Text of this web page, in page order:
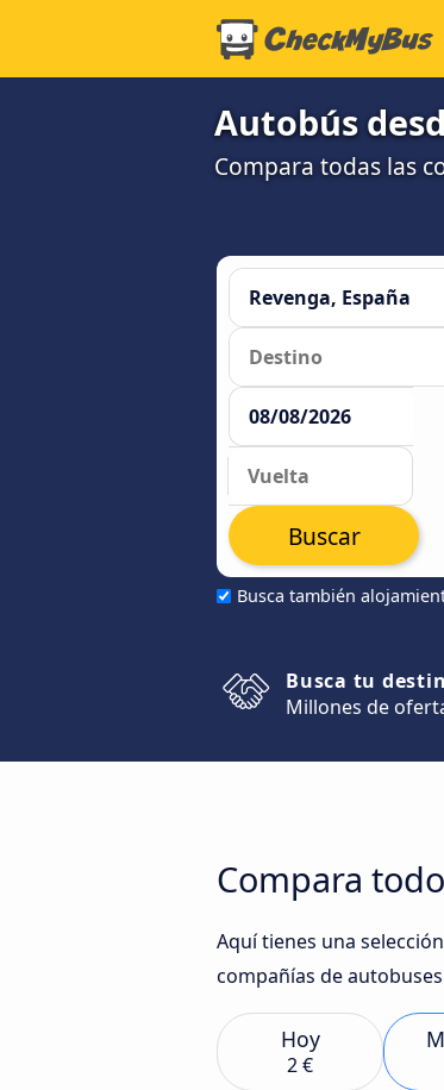
Autobús
Compara todas las
Busca también
Buscar
Busca tu
Millones de
Compara
Aquí tienes una
compañías de
Hoy
2 €